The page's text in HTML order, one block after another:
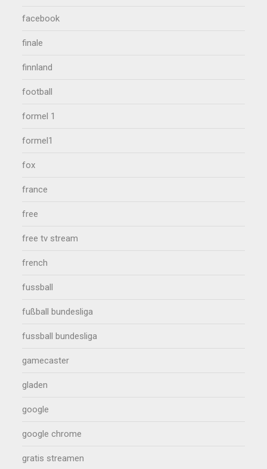
facebook
finale
finnland
football
formel 1
formel1
fox
france
free
free tv stream
french
fussball
fußball bundesliga
fussball bundesliga
gamecaster
gladen
google
google chrome
gratis streamen